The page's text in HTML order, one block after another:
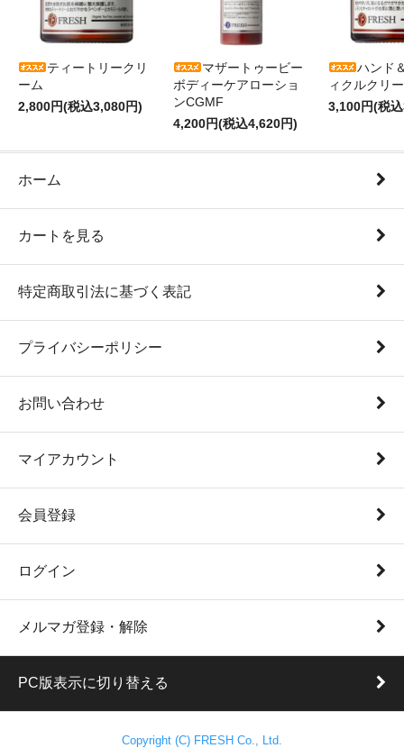
ティートリークリ
ーム
2,800円(税込3,080円)
マザートゥービー
ボディーケアローショ
ンCGMF
4,200円(税込4,620円)
ハンド
ィクルクリ
3,100円(税
ホーム
カートを見る
特定商取引法に基づく表記
プライバシーポリシー
お問い合わせ
マイアカウント
会員登録
ログイン
メルマガ登録・解除
PC版表示に切り替える
Copyright (C) FRESH Co., Ltd.